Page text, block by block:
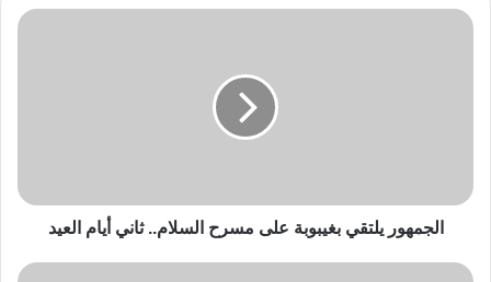
ب
الجمهور يلتقي بغيبوبة على مسرح السلام.. ثاني أيام العيد